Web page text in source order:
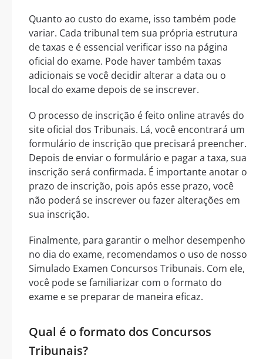
Quanto ao custo do exame, isso também pode
variar. Cada tribunal tem sua própria estrutura
de taxas e é essencial verificar isso na página
oficial do exame. Pode haver também taxas
adicionais se você decidir alterar a data ou o
local do exame depois de se inscrever.
O processo de inscrição é feito online através do
site oficial dos Tribunais. Lá, você encontrará um
formulário de inscrição que precisará preencher.
Depois de enviar o formulário e pagar a taxa, sua
inscrição será confirmada. É importante anotar o
prazo de inscrição, pois após esse prazo, você
não poderá se inscrever ou fazer alterações em
sua inscrição.
Finalmente, para garantir o melhor desempenho
no dia do exame, recomendamos o uso de nosso
Simulado Examen Concursos Tribunais. Com ele,
você pode se familiarizar com o formato do
exame e se preparar de maneira eficaz.
Qual é o formato dos Concursos
Tribunais?